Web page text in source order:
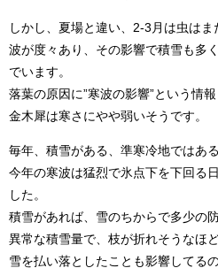
しかし、夏場と違い、2-3月は虫は
波が度々あり、その影響で積雪も多
でいます。
落葉の原因に”寒波の影響”という情報
金木犀は寒さにやや弱いそうです。
毎年、積雪がある、準寒冷地ではあ
今年の寒波は猛烈で氷点下を下回る
した。
積雪があれば、雪のちからで多少の
異常な積雪量で、枝が折れそうなほど
雪を払い落としたことも影響してる